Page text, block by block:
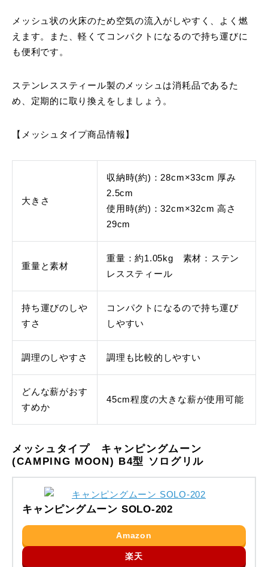
メッシュ状の火床のため空気の流入がしやすく、よく燃
えます。また、軽くてコンパクトになるので持ち運びに
も便利です。
ステンレススティール製のメッシュは消耗品であるた
め、定期的に取り換えをしましょう。
【メッシュタイプ商品情報】
大きさ
収納時(約)：28cm×33cm 厚み
2.5cm
使用時(約)：32cm×32cm 高さ
29cm
重量と素材
重量：約1.05kg 素材：ステン
レススティール
持ち運びのしや
すさ
コンパクトになるので持ち運び
しやすい
調理のしやすさ 調理も比較的しやすい
どんな薪がおす
すめか
45cm程度の大きな薪が使用可能
メッシュタイプ キャンピングムーン
(CAMPING MOON) B4型 ソログリル
キャンピングムーン SOLO-202
Amazon
楽天